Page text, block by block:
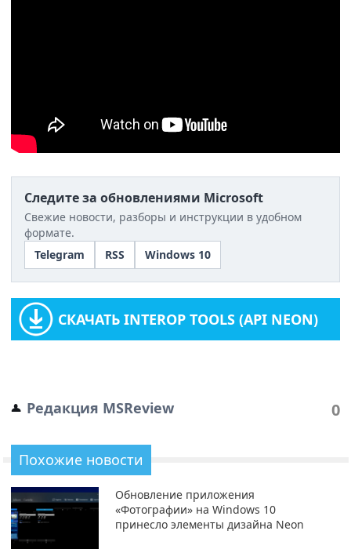
Следите за обновлениями Microsoft
Свежие новости, разборы и инструкции в удобном
формате.
Telegram
RSS Windows 10
СКАЧАТЬ INTEROP TOOLS (API NEON)
Редакция MSReview 0
Похожие новости
Обновление приложения
«Фотографии» на Windows 10
принесло элементы дизайна Neon